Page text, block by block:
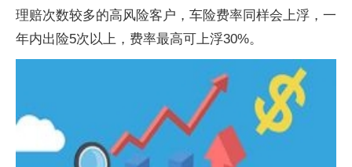
理赔次数较多的高风险客户，车险费率同样会上浮，一
年内出险5次以上，费率最高可上浮30%。